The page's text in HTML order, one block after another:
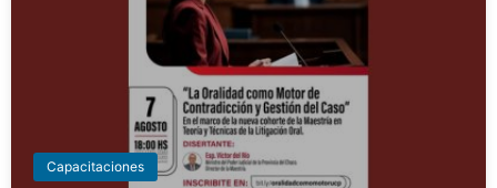
Capacitaciones